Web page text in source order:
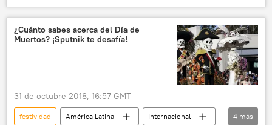
Vladivostok
Kazán
Tula
Moscú
Grozni
San Petersburgo
luces
feria
Rusia
¿Cuánto sabes acerca del Día de
Muertos? ¡Sputnik te desafía!
31 de octubre 2018, 16:57 GMT
festividad América Latina
Internacional
4 más